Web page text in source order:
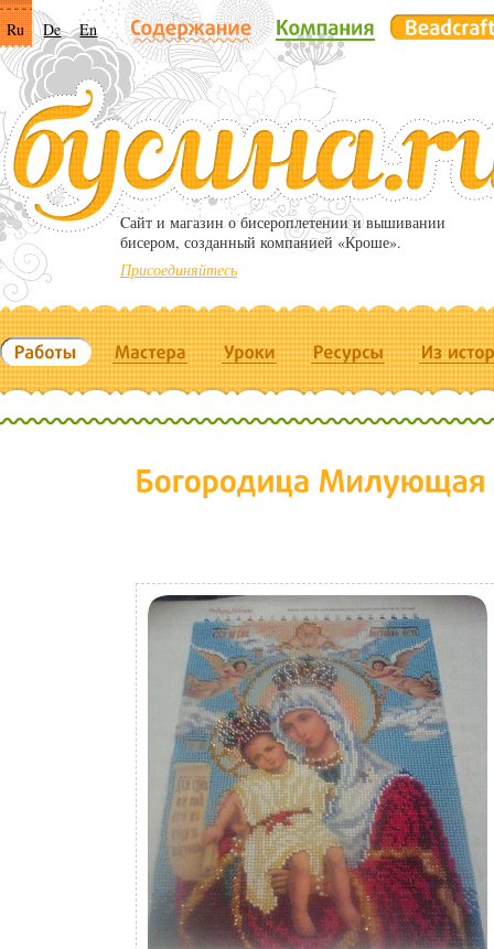
Ru De En
Cайт и магазин о бисероплетении и вышивании
бисером, созданный компанией «Кроше».
Присоединяйтесь